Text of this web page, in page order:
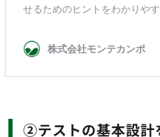
②テストの基本設